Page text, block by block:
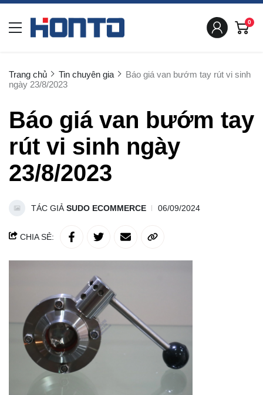
0
Trang chủ Tin chuyên gia
Báo giá van bướm tay rút vi sinh
ngày 23/8/2023
Báo giá van bướm tay
rút vi sinh ngày
23/8/2023
TÁC GIẢ SUDO ECOMMERCE 06/09/2024
CHIA SẺ: